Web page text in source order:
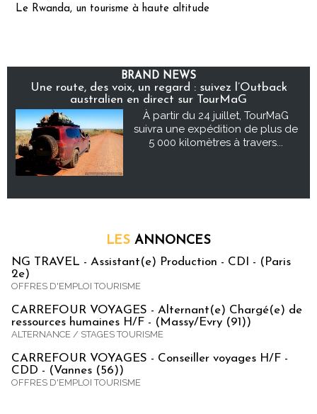
Le Rwanda, un tourisme à haute altitude
BRAND NEWS
Une route, des voix, un regard : suivez l’Outback
australien en direct sur TourMaG
À partir du 24 juillet, TourMaG
suivra une expédition de plus de
5 000 kilomètres à travers...
LES ANNONCES
NG TRAVEL - Assistant(e) Production - CDI - (Paris
2e)
OFFRES D'EMPLOI TOURISME
CARREFOUR VOYAGES - Alternant(e) Chargé(e) de
ressources humaines H/F - (Massy/Evry (91))
ALTERNANCE / STAGES TOURISME
CARREFOUR VOYAGES - Conseiller voyages H/F -
CDD - (Vannes (56))
OFFRES D'EMPLOI TOURISME